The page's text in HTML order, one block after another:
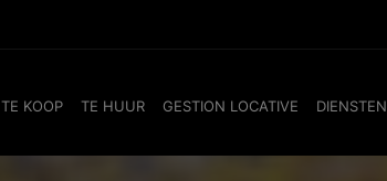
TE KOOP TE HUUR GESTION LOCATIVE DIENSTEN